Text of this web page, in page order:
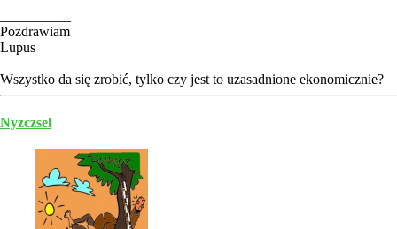
Pozdrawiam
Lupus
Wszystko da się zrobić, tylko czy jest to uzasadnione ekonomicznie?
Nyzczsel